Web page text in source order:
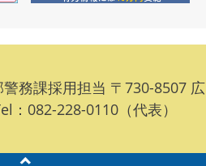
務課採用担当 〒730-8507 広
：082-228-0110（代表）